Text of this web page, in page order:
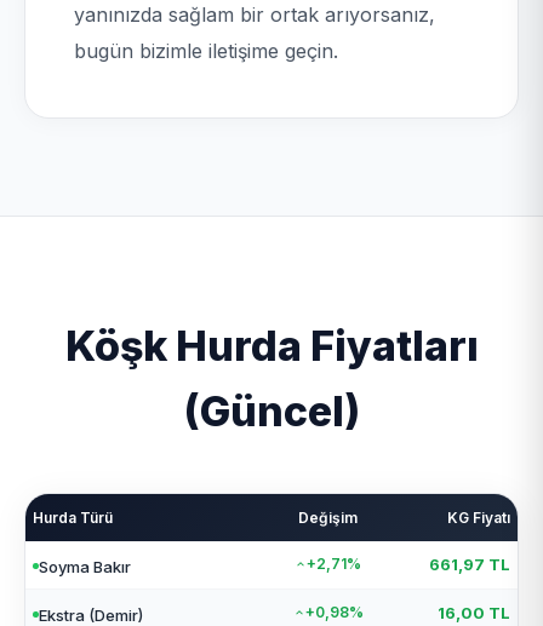
yanınızda sağlam bir ortak arıyorsanız,
bugün bizimle iletişime geçin.
Köşk Hurda Fiyatları
(Güncel)
Hurda Türü Değişim KG Fiyatı
Soyma Bakır +2,71% 661,97 TL
Ekstra (Demir) +0,98% 16,00 TL